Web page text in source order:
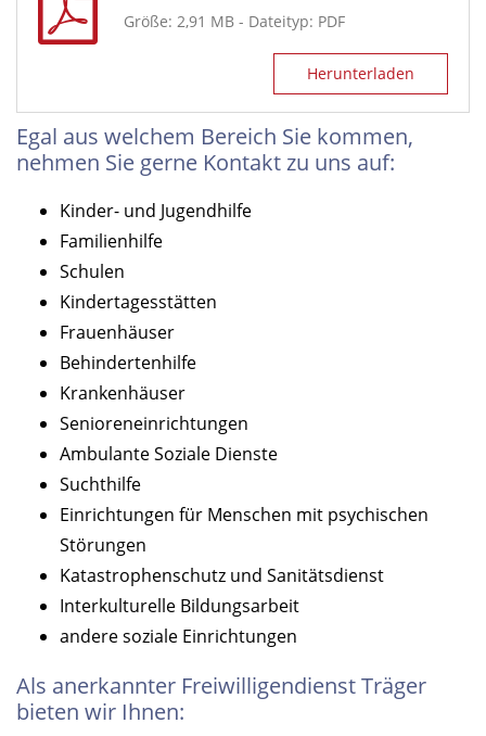
Größe: 2,91 MB - Dateityp: PDF
Herunterladen
Egal aus welchem Bereich Sie kommen,
nehmen Sie gerne Kontakt zu uns auf:
Kinder- und Jugendhilfe
Familienhilfe
Schulen
Kindertagesstätten
Frauenhäuser
Behindertenhilfe
Krankenhäuser
Senioreneinrichtungen
Ambulante Soziale Dienste
Suchthilfe
Einrichtungen für Menschen mit psychischen
Störungen
Katastrophenschutz und Sanitätsdienst
Interkulturelle Bildungsarbeit
andere soziale Einrichtungen
Als anerkannter Freiwilligendienst Träger
bieten wir Ihnen: